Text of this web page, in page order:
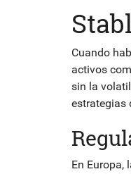
Cuando
activos
sin la
estrategias
En Europa,